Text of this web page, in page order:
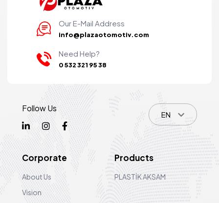
Our E-Mail Address
info@plazaotomotiv.com
Need Help?
0 532 321 95 38
EN
Follow Us
Corporate
About Us
Vision
Products
PLASTİK AKSAM